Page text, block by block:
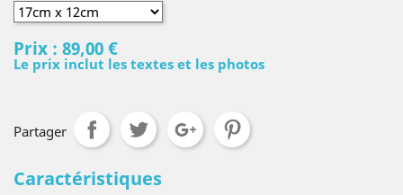
Prix : 89,00 €
Le prix inclut les textes et les photos
Partager
Caractéristiques